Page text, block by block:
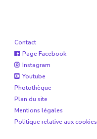
Contact
Page Facebook
Instagram
Youtube
Photothèque
Plan du site
Mentions légales
Politique relative aux cookies